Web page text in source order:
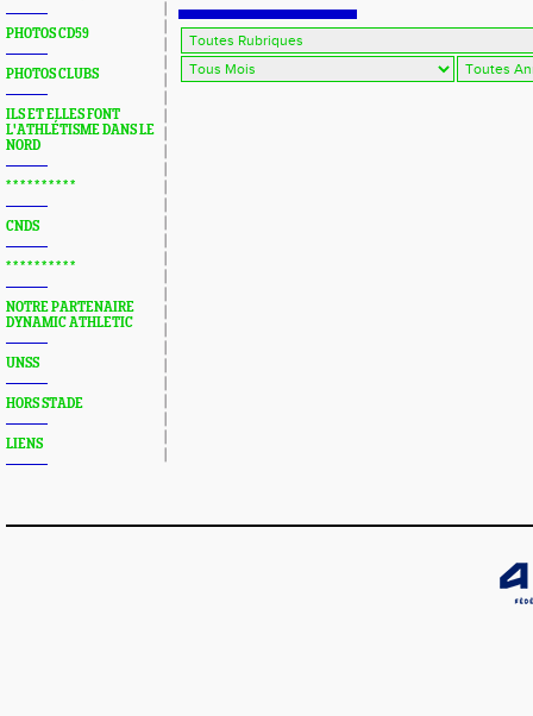
PHOTOS CD59
PHOTOS CLUBS
ILS ET ELLES FONT
L'ATHLÉTISME DANS LE
NORD
* * * * * * * * * *
CNDS
* * * * * * * * * *
NOTRE PARTENAIRE
DYNAMIC ATHLETIC
UNSS
HORS STADE
LIENS